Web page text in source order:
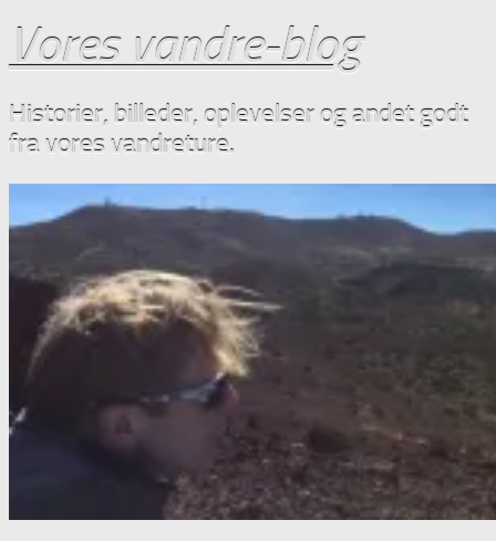
Vores vandre-blog
Historier, billeder, oplevelser og andet godt
fra vores vandreture.